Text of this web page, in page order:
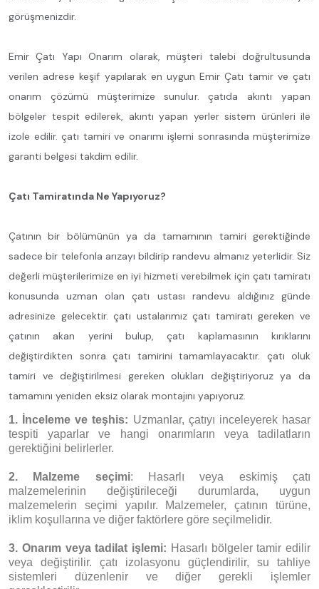
görüşmenizdir.
Emir Çatı Yapı Onarım olarak, müşteri talebi doğrultusunda
verilen adrese keşif yapılarak en uygun Emir Çatı tamir ve çatı
onarım çözümü müşterimize sunulur. çatıda akıntı yapan
bölgeler tespit edilerek, akıntı yapan yerler sistem ürünleri ile
izole edilir. çatı tamiri ve onarımı işlemi sonrasında müşterimize
garanti belgesi takdim edilir.
Çatı Tamiratında Ne Yapıyoruz?
Çatının bir bölümünün ya da tamamının tamiri gerektiğinde
sadece bir telefonla arızayı bildirip randevu almanız yeterlidir. Siz
değerli müşterilerimize en iyi hizmeti verebilmek için çatı tamiratı
konusunda uzman olan çatı ustası randevu aldığınız günde
adresinize gelecektir. çatı ustalarımız çatı tamiratı gereken ve
çatının akan yerini bulup, çatı kaplamasının kırıklarını
değiştirdikten sonra çatı tamirini tamamlayacaktır. çatı oluk
tamiri ve değiştirilmesi gereken olukları değiştiriyoruz ya da
tamamını yeniden eksiz olarak montajını yapıyoruz.
1. İnceleme ve teşhis: Uzmanlar, çatıyı inceleyerek hasar
tespiti yaparlar ve hangi onarımların veya tadilatların
gerektiğini belirlerler.
2. Malzeme seçimi: Hasarlı veya eskimiş çatı
malzemelerinin değiştirileceği durumlarda, uygun
malzemelerin seçimi yapılır. Malzemeler, çatının türüne,
iklim koşullarına ve diğer faktörlere göre seçilmelidir.
3. Onarım veya tadilat işlemi: Hasarlı bölgeler tamir edilir
veya değiştirilir. çatı izolasyonu güçlendirilir, su tahliye
sistemleri düzenlenir ve diğer gerekli işlemler